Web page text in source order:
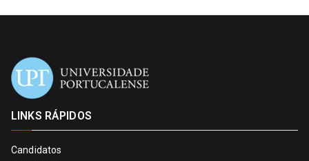
LINKS RÁPIDOS
Candidatos